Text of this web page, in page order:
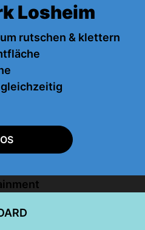
Losheim
rutschen & klettern